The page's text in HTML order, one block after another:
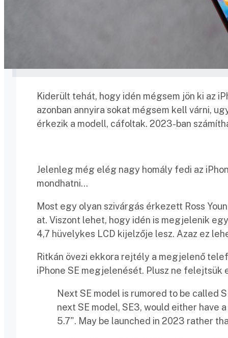
Kiderült tehát, hogy idén mégsem jön ki az
azonban annyira sokat mégsem kell várni,
érkezik a modell, cáfoltak. 2023-ban
Jelenleg még elég nagy homály fedi az
mondhatni…
Most egy olyan szivárgás érkezett Ross
at. Viszont lehet, hogy idén is megjelenik
4,7 hüvelykes LCD kijelzője lesz. Azaz ez
Ritkán övezi ekkora rejtély a megjelenő
iPhone SE megjelenését. Plusz ne
Next SE model is rumored to be called
next SE model, SE3, would either have
5.7". May be launched in 2023 rather